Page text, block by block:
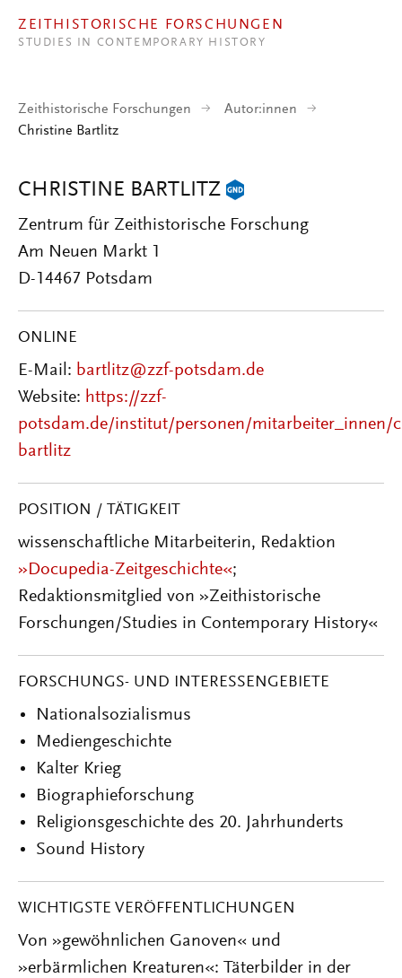
ZEITHISTORISCHE FORSCHUNGEN
STUDIES IN CONTEMPORARY HISTORY
Zeithistorische Forschungen
Autor:innen
Christine Bartlitz
CHRISTINE BARTLITZ
Zentrum für Zeithistorische Forschung
Am Neuen Markt 1
D-14467 Potsdam
ONLINE
E-Mail: bartlitz@zzf-potsdam.de
Website: https://zzf-
potsdam.de/institut/personen/mitarbeiter_innen/
bartlitz
POSITION / TÄTIGKEIT
wissenschaftliche Mitarbeiterin, Redaktion
»Docupedia-Zeitgeschichte«;
Redaktionsmitglied von »Zeithistorische
Forschungen/Studies in Contemporary History«
FORSCHUNGS- UND INTERESSENGEBIETE
Nationalsozialismus
Mediengeschichte
Kalter Krieg
Biographieforschung
Religionsgeschichte des 20. Jahrhunderts
Sound History
WICHTIGSTE VERÖFFENTLICHUNGEN
Von »gewöhnlichen Ganoven« und
»erbärmlichen Kreaturen«: Täterbilder in der